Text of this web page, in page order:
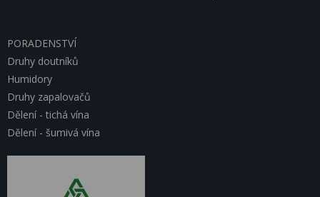
PORADENSTVÍ
Druhy doutníků
Humidory
Druhy zapalovačů
Dělení - tichá vína
Dělení - šumivá vína